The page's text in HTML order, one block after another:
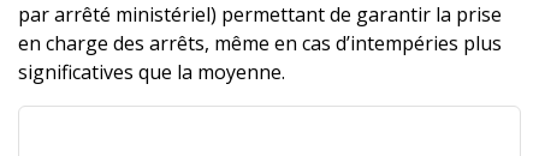
par arrêté ministériel) permettant de garantir la prise
en charge des arrêts, même en cas d’intempéries plus
significatives que la moyenne.